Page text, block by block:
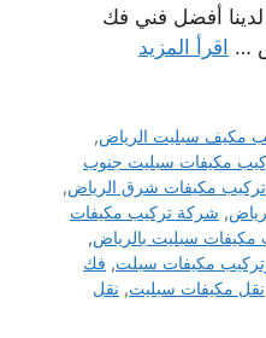
أفضل فني فك
… اقرأ المزيد
مكيف سبليت الرياض,
مكيفات سبليت جنوب
تركيب مكيفات شرق الرياض,
, شركة تركيب مكيفات
سبليت بالرياض,
مكيفات سبلت, فك
نقل مكيفات سبليت, نقل